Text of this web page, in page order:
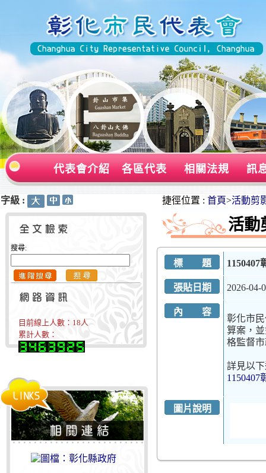
代表會介紹 各區代表 相關法規 訊
字級 :
搜尋:
目前線上人數： 18人
累計人數：
捷徑位置 : 首頁>活動剪
活動
標 題 1150407
張貼日期 2026-04-
內 容
彰化市
算案，
格監督
詳見以
1150407
圖片說明